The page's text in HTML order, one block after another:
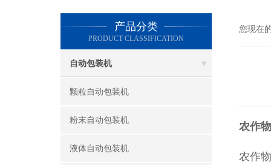
产品分类
PRODUCT CLASSIFICATION
自动包装机
颗粒自动包装机
粉末自动包装机
液体自动包装机
您现在
农作
农作